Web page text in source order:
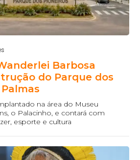
Barbosa
do Parque dos
na área do Museu
o Palacinho, e contará com
esporte e cultura